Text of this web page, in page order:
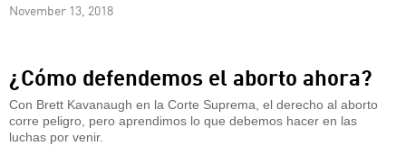
November 13, 2018
¿Cómo defendemos el aborto ahora?
Con Brett Kavanaugh en la Corte Suprema, el derecho al aborto
corre peligro, pero aprendimos lo que debemos hacer en las
luchas por venir.